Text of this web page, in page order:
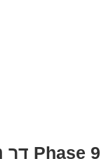
Phase 9 דר נונה לשיער והעור